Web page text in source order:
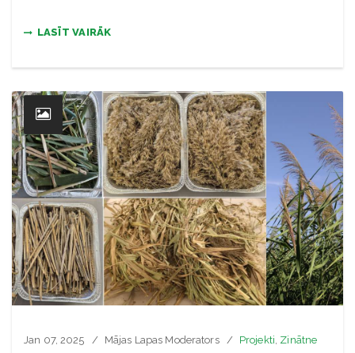
LASĪT VAIRĀK
Jan 07, 2025 Mājas Lapas Moderators Projekti Zinātne